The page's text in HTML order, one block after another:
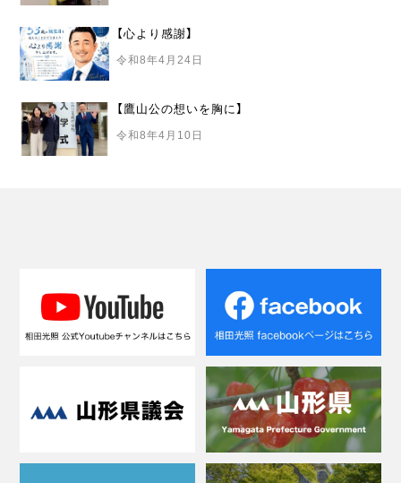
【心より感謝】
令和8年4月24日
【鷹山公の想いを胸に】
令和8年4月10日